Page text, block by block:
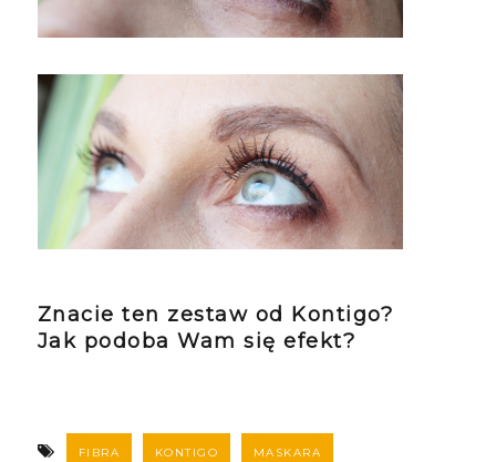
Znacie ten zestaw od Kontigo?
Jak podoba Wam się efekt?
FIBRA KONTIGO MASKARA